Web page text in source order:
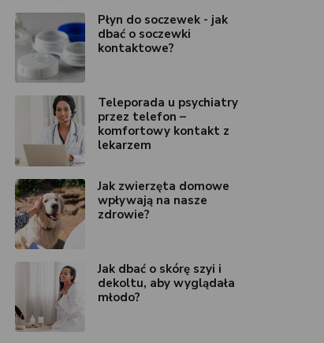
Płyn do soczewek - jak
dbać o soczewki
kontaktowe?
Teleporada u psychiatry
przez telefon –
komfortowy kontakt z
lekarzem
Jak zwierzęta domowe
wpływają na nasze
zdrowie?
Jak dbać o skórę szyi i
dekoltu, aby wyglądała
młodo?